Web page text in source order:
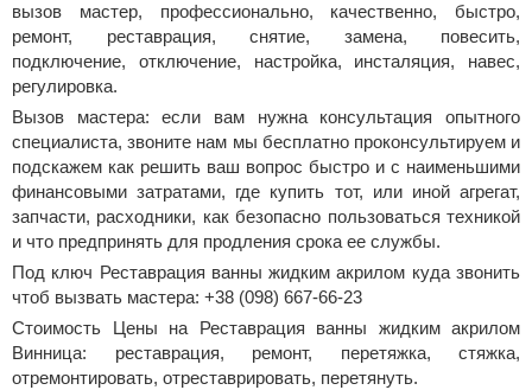
вызов мастер, профессионально, качественно, быстро,
ремонт, реставрация, снятие, замена, повесить,
подключение, отключение, настройка, инсталяция, навес,
регулировка.
Вызов мастера: если вам нужна консультация опытного
специалиста, звоните нам мы бесплатно проконсультируем и
подскажем как решить ваш вопрос быстро и с наименьшими
финансовыми затратами, где купить тот, или иной агрегат,
запчасти, расходники, как безопасно пользоваться техникой
и что предпринять для продления срока ее службы.
Под ключ Реставрация ванны жидким акрилом куда звонить
чтоб вызвать мастера: +38 (098) 667-66-23
Стоимость Цены на Реставрация ванны жидким акрилом
Винница: реставрация, ремонт, перетяжка, стяжка,
отремонтировать, отреставрировать, перетянуть.